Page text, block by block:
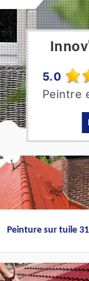
5.0
Peintre
Peinture sur tuile 31